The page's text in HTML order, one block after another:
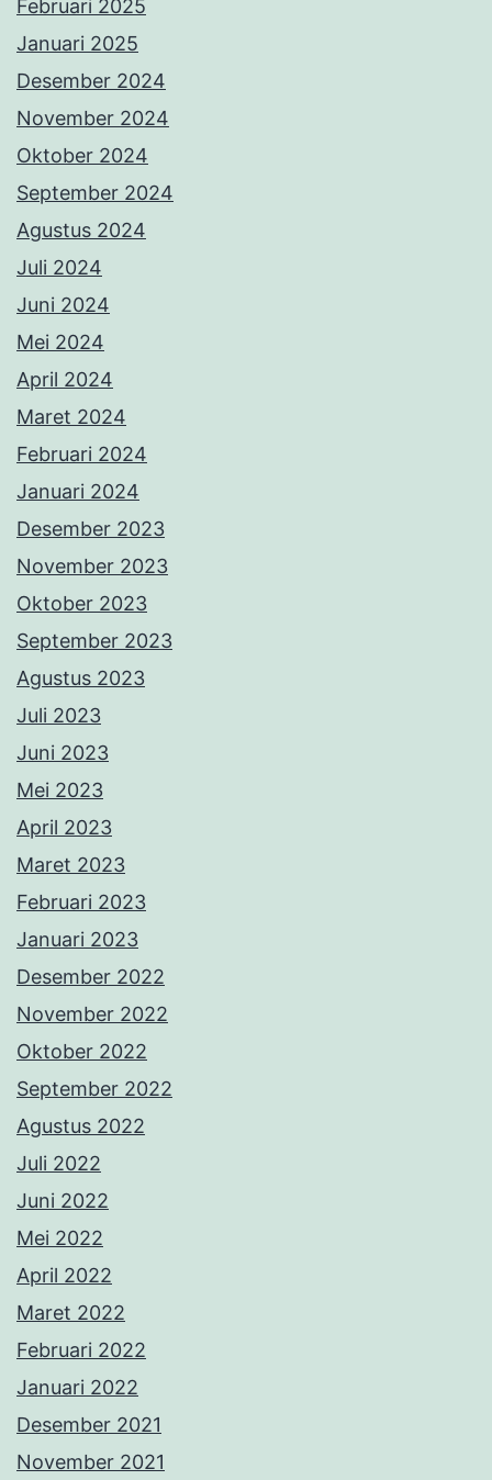
Februari 2025
Januari 2025
Desember 2024
November 2024
Oktober 2024
September 2024
Agustus 2024
Juli 2024
Juni 2024
Mei 2024
April 2024
Maret 2024
Februari 2024
Januari 2024
Desember 2023
November 2023
Oktober 2023
September 2023
Agustus 2023
Juli 2023
Juni 2023
Mei 2023
April 2023
Maret 2023
Februari 2023
Januari 2023
Desember 2022
November 2022
Oktober 2022
September 2022
Agustus 2022
Juli 2022
Juni 2022
Mei 2022
April 2022
Maret 2022
Februari 2022
Januari 2022
Desember 2021
November 2021